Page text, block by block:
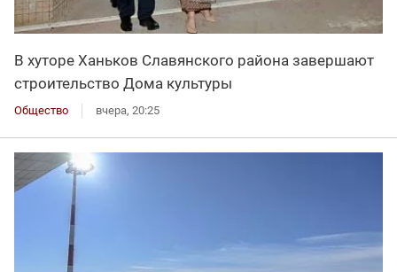
В хуторе Ханьков Славянского района завершают
строительство Дома культуры
Общество вчера, 20:25